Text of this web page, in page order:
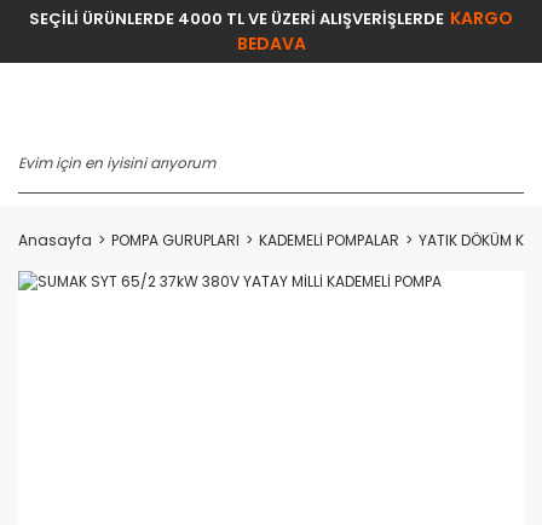
SEÇİLİ ÜRÜNLERDE 4000 TL VE ÜZERİ ALIŞVERİŞLERDE KARGO
BEDAVA
Anasayfa POMPA GURUPLARI KADEMELİ POMPALAR YATIK DÖKÜM